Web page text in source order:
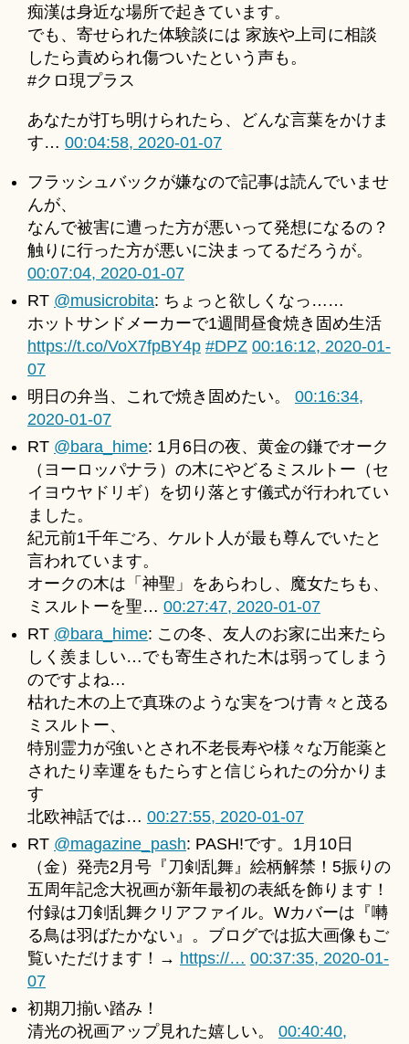
痴漢は身近な場所で起きています。
でも、寄せられた体験談には 家族や上司に相談
したら責められ傷ついたという声も。
#クロ現プラス
あなたが打ち明けられたら、どんな言葉をかけま
す… 00:04:58, 2020-01-07
フラッシュバックが嫌なので記事は読んでいませ
んが、
なんで被害に遭った方が悪いって発想になるの？
触りに行った方が悪いに決まってるだろうが。
00:07:04, 2020-01-07
RT @musicrobita: ちょっと欲しくなっ……
ホットサンドメーカーで1週間昼食焼き固め生活
https://t.co/VoX7fpBY4p #DPZ 00:16:12, 2020-01-
07
明日の弁当、これで焼き固めたい。 00:16:34,
2020-01-07
RT @bara_hime: 1月6日の夜、黄金の鎌でオーク
（ヨーロッパナラ）の木にやどるミスルトー（セ
イヨウヤドリギ）を切り落とす儀式が行われてい
ました。
紀元前1千年ごろ、ケルト人が最も尊んでいたと
言われています。
オークの木は「神聖」をあらわし、魔女たちも、
ミスルトーを聖… 00:27:47, 2020-01-07
RT @bara_hime: この冬、友人のお家に出来たら
しく羨ましい…でも寄生された木は弱ってしまう
のですよね…
枯れた木の上で真珠のような実をつけ青々と茂る
ミスルトー、
特別霊力が強いとされ不老長寿や様々な万能薬と
されたり幸運をもたらすと信じられたの分かりま
す
北欧神話では… 00:27:55, 2020-01-07
RT @magazine_pash: PASH!です。1月10日
（金）発売2月号『刀剣乱舞』絵柄解禁！5振りの
五周年記念大祝画が新年最初の表紙を飾ります！
付録は刀剣乱舞クリアファイル。Wカバーは『囀
る鳥は羽ばたかない』。ブログでは拡大画像もご
覧いただけます！→ https://… 00:37:35, 2020-01-
07
初期刀揃い踏み！
清光の祝画アップ見れた嬉しい。 00:40:40,